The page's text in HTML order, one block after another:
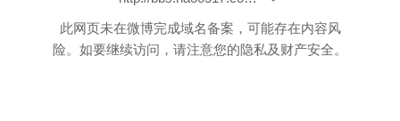
此网页未在微博完成域名备案，可能存在内容风
险。如要继续访问，请注意您的隐私及财产安全。